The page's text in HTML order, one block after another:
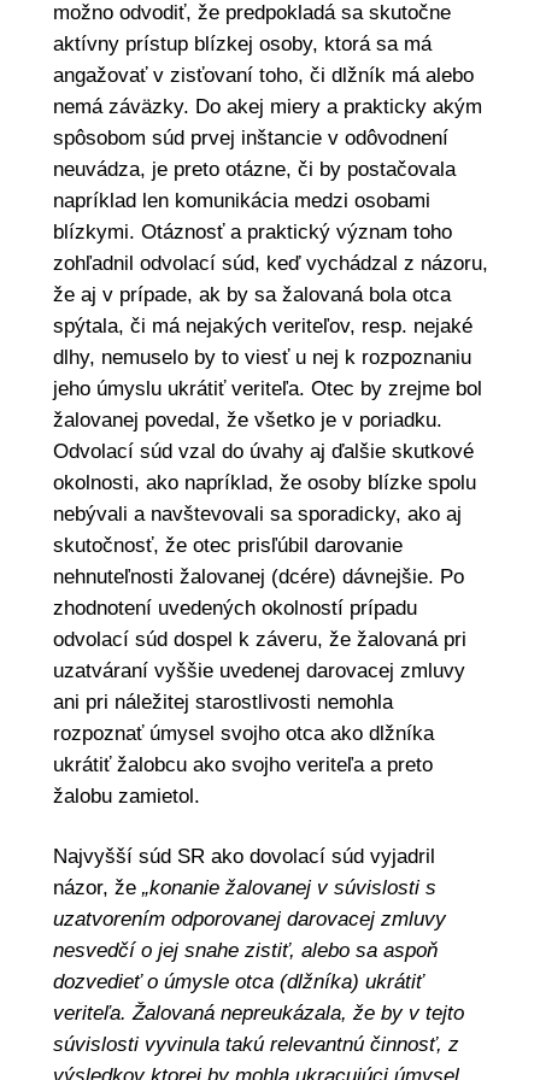
možno odvodiť, že predpokladá sa skutočne
aktívny prístup blízkej osoby, ktorá sa má
angažovať v zisťovaní toho, či dlžník má alebo
nemá záväzky. Do akej miery a prakticky akým
spôsobom súd prvej inštancie v odôvodnení
neuvádza, je preto otázne, či by postačovala
napríklad len komunikácia medzi osobami
blízkymi. Otáznosť a praktický význam toho
zohľadnil odvolací súd, keď vychádzal z názoru,
že aj v prípade, ak by sa žalovaná bola otca
spýtala, či má nejakých veriteľov, resp. nejaké
dlhy, nemuselo by to viesť u nej k rozpoznaniu
jeho úmyslu ukrátiť veriteľa. Otec by zrejme bol
žalovanej povedal, že všetko je v poriadku.
Odvolací súd vzal do úvahy aj ďalšie skutkové
okolnosti, ako napríklad, že osoby blízke spolu
nebývali a navštevovali sa sporadicky, ako aj
skutočnosť, že otec prisľúbil darovanie
nehnuteľnosti žalovanej (dcére) dávnejšie. Po
zhodnotení uvedených okolností prípadu
odvolací súd dospel k záveru, že žalovaná pri
uzatváraní vyššie uvedenej darovacej zmluvy
ani pri náležitej starostlivosti nemohla
rozpoznať úmysel svojho otca ako dlžníka
ukrátiť žalobcu ako svojho veriteľa a preto
žalobu zamietol.
Najvyšší súd SR ako dovolací súd vyjadril
názor, že „konanie žalovanej v súvislosti s
uzatvorením odporovanej darovacej zmluvy
nesvedčí o jej snahe zistiť, alebo sa aspoň
dozvedieť o úmysle otca (dlžníka) ukrátiť
veriteľa. Žalovaná nepreukázala, že by v tejto
súvislosti vyvinula takú relevantnú činnosť, z
výsledkov ktorej by mohla ukracujúci úmysel